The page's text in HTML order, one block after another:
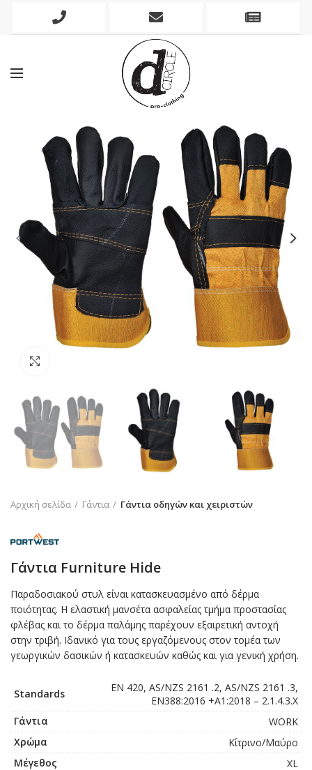
Phone
Mobile
Αρχική σελίδα Γάντια Γάντια οδηγών και χειριστών
Γάντια Furniture Hide
Παραδοσιακού στυλ είναι κατασκευασμένο από δέρμα
ποιότητας. Η ελαστική μανσέτα ασφαλείας τμήμα προστασίας
φλέβας και το δέρμα παλάμης παρέχουν εξαιρετική αντοχή
στην τριβή. Ιδανικό για τους εργαζόμενους στον τομέα των
γεωργικών δασικών ή κατασκευών καθώς και για γενική χρήση.
Standards
EN 420, AS/NZS 2161 .2, AS/NZS 2161 .3,
EN388:2016 +A1:2018 – 2.1.4.3.X
Γάντια
WORK
Χρώμα
Κίτρινο/Μαύρο
Μέγεθος
XL